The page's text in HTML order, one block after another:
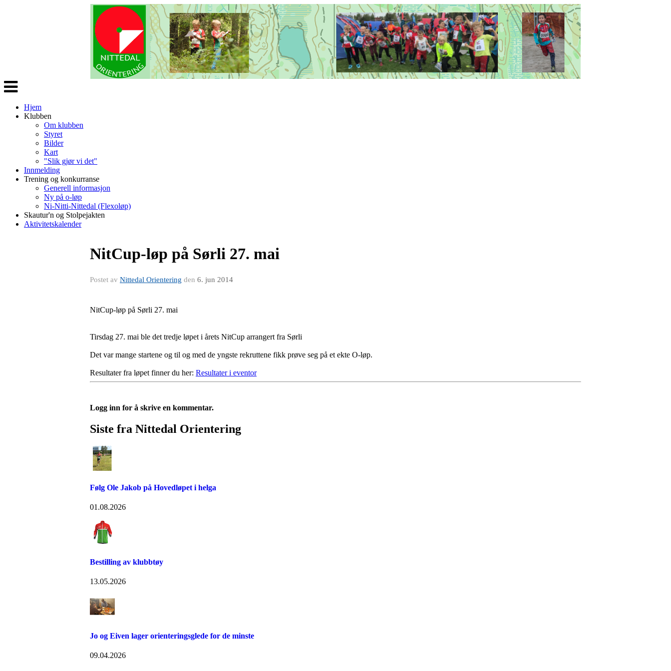
Veksle
navigasjon
Hjem
Klubben
Om klubben
Styret
Bilder
Kart
"Slik gjør vi det"
Innmelding
Trening og konkurranse
Generell informasjon
Ny på o-løp
Ni-Nitti-Nittedal (Flexoløp)
Skautur'n og Stolpejakten
Aktivitetskalender
NitCup-løp på Sørli 27. mai
Postet av Nittedal Orientering den 6. jun 2014
NitCup-løp på Sørli 27. mai
Tirsdag 27. mai ble det tredje løpet i årets NitCup arrangert fra Sørli
Det var mange startene og til og med de yngste rekruttene fikk prøve seg på et ekte O-løp.
Resultater fra løpet finner du her: Resultater i eventor
Logg inn for å skrive en kommentar.
Siste fra Nittedal Orientering
Følg Ole Jakob på Hovedløpet i helga
01.08.2026
Bestilling av klubbtøy
13.05.2026
Jo og Eiven lager orienteringsglede for de minste
09.04.2026